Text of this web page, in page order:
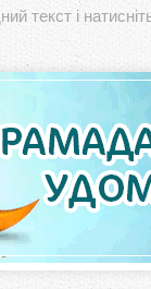
текст і